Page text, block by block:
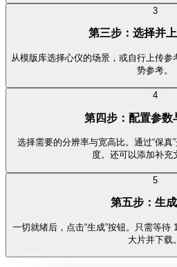
3
第三步：选择并
从模版库选择心仪的场景，或自行上传
势参考。
4
第四步：配置参
选择需要的分辨率与宽高比。通过“保真
度。还可以添加补充
5
第五步：生
一切就绪后，点击“生成”按钮。只需等
大片并下载。